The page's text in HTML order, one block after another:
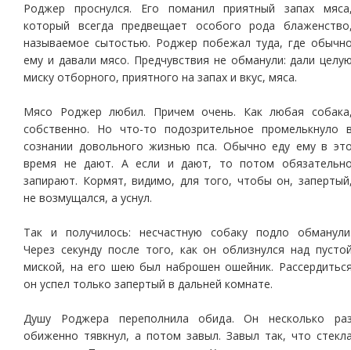
Роджер проснулся. Его поманил приятный запах
который всегда предвещает особого рода
называемое сытостью. Роджер побежал туда, где
ему и давали мясо. Предчувствия не обманули: дали
миску отборного, приятного на запах и вкус, мяса.
Мясо Роджер любил. Причем очень. Как любая
собственно. Но что-то подозрительное промелькнуло
сознании довольного жизнью пса. Обычно еду ему в
время не дают. А если и дают, то потом
запирают. Кормят, видимо, для того, чтобы он,
не возмущался, а уснул.
Так и получилось: несчастную собаку подло
Через секунду после того, как он облизнулся над
миской, на его шею был наброшен ошейник.
он успел только запертый в дальней комнате.
Душу Роджера переполнила обида. Он несколько
обиженно тявкнул, а потом завыл. Завыл так, что